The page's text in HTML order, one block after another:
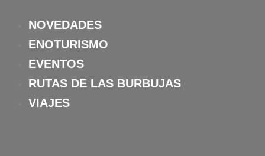
contenido
NOVEDADES
ENOTURISMO
EVENTOS
RUTAS DE LAS BURBUJAS
VIAJES